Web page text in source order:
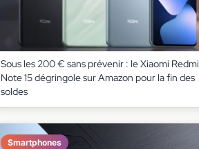
Sous les 200 € sans prévenir : le Xiaomi Redmi
Note 15 dégringole sur Amazon pour la fin des
soldes
Smartphones